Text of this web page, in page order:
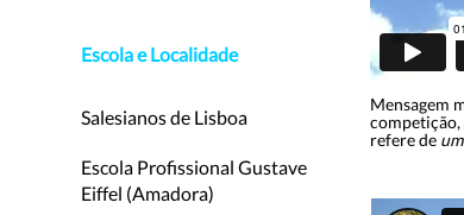
Escola e Localidade
Salesianos de Lisboa
Escola Profissional Gustave
Eiffel (Amadora)
Mensagem
competição,
refere de